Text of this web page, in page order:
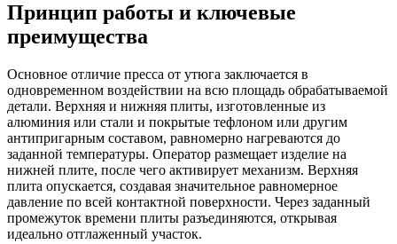
Принцип работы и ключевые
преимущества
Основное отличие пресса от утюга заключается в
одновременном воздействии на всю площадь обрабатываемой
детали. Верхняя и нижняя плиты, изготовленные из
алюминия или стали и покрытые тефлоном или другим
антипригарным составом, равномерно нагреваются до
заданной температуры. Оператор размещает изделие на
нижней плите, после чего активирует механизм. Верхняя
плита опускается, создавая значительное равномерное
давление по всей контактной поверхности. Через заданный
промежуток времени плиты разъединяются, открывая
идеально отглаженный участок.